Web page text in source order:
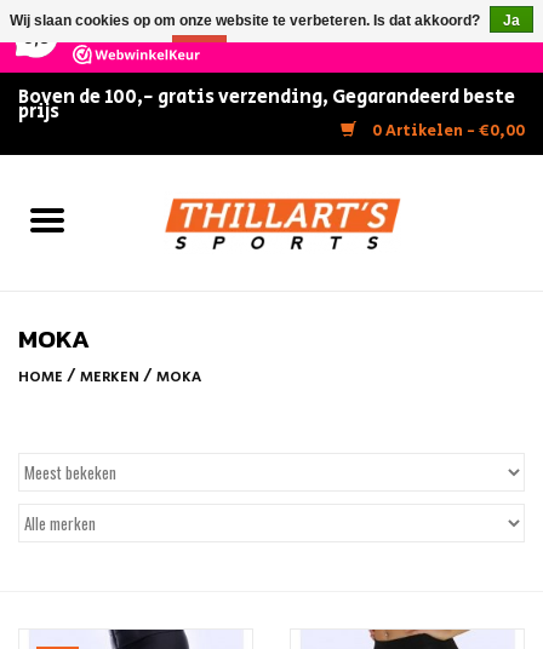
147 Reviews ×
Boven de 100,- gratis verzending, Gegarandeerd beste
prijs
0 Artikelen - €0,00
Home
Inline Skates
FITNESS & ULTIMATE SHAPE
MOKA
HOME /MERKEN /MOKA
Wij slaan cookies op om onze website te verbeteren. Is dat akkoord?
Ja
Nee